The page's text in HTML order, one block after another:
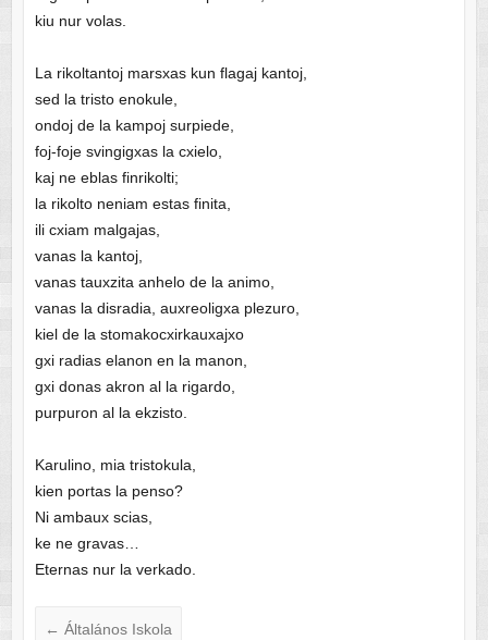
kiu nur volas.
La rikoltantoj marsxas kun flagaj kantoj,
sed la tristo enokule,
ondoj de la kampoj surpiede,
foj-foje svingigxas la cxielo,
kaj ne eblas finrikolti;
la rikolto neniam estas finita,
ili cxiam malgajas,
vanas la kantoj,
vanas tauxzita anhelo de la animo,
vanas la disradia, auxreoligxa plezuro,
kiel de la stomakocxirkauxajxo
gxi radias elanon en la manon,
gxi donas akron al la rigardo,
purpuron al la ekzisto.
Karulino, mia tristokula,
kien portas la penso?
Ni ambaux scias,
ke ne gravas…
Eternas nur la verkado.
← Általános Iskola